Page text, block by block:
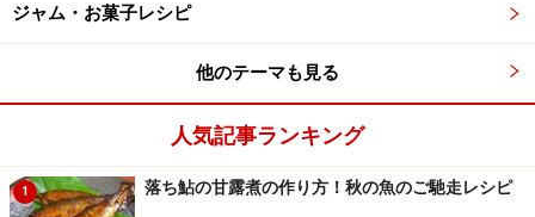
あめ色に燻製された手づくりベーコン
塩水に浸けて乾かして作るアジやサンマの干物やみりん
干し。手づくりならの美味しさですね。最近は脱水シー
トなど便利な手づくりグッズが手に入るようになりまし
たので、活用してみるのもおすすめです。また、肉や魚
ジャム・お菓子レシピ
他のテーマも見る
人気記事ランキング
1 落ち鮎の甘露煮の作り方！秋の魚のご馳走レシピ